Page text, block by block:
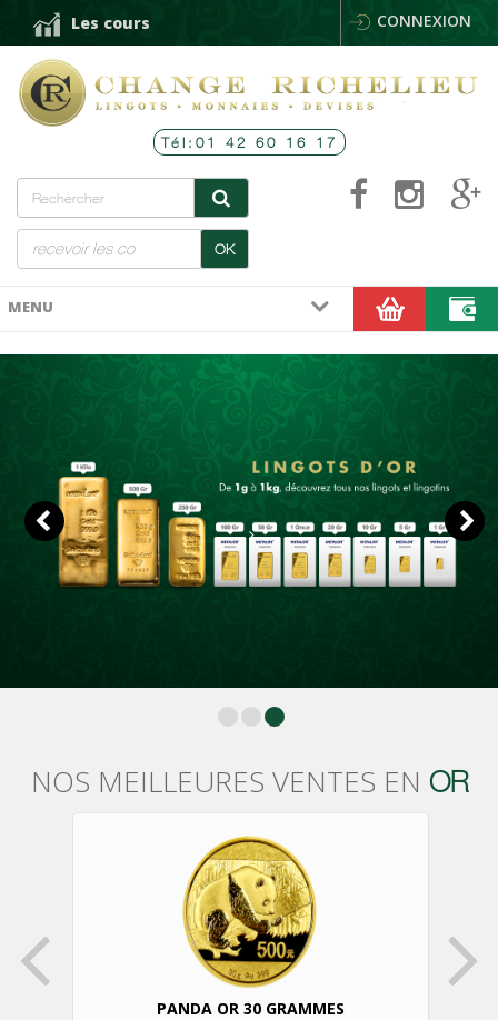
CONNEXION
Les cours
Tél:01 42 60 16 17
OK
MENU
NOS MEILLEURES VENTES EN OR
PANDA OR 30 GRAMMES